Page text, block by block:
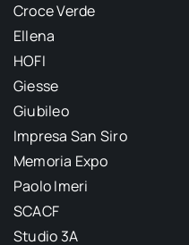
Croce Verde
Ellena
HOFI
Giesse
Giubileo
Impresa San Siro
Memoria Expo
Paolo Imeri
SCACF
Studio 3A